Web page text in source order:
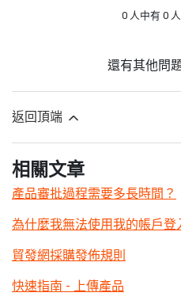
0 人中有 0
還有其他問
返回頂端
相關文章
產品審批過程需要多長時間？
為什麼我無法使用我的帳戶
貿發網採購發佈規則
快速指南 - 上傳產品